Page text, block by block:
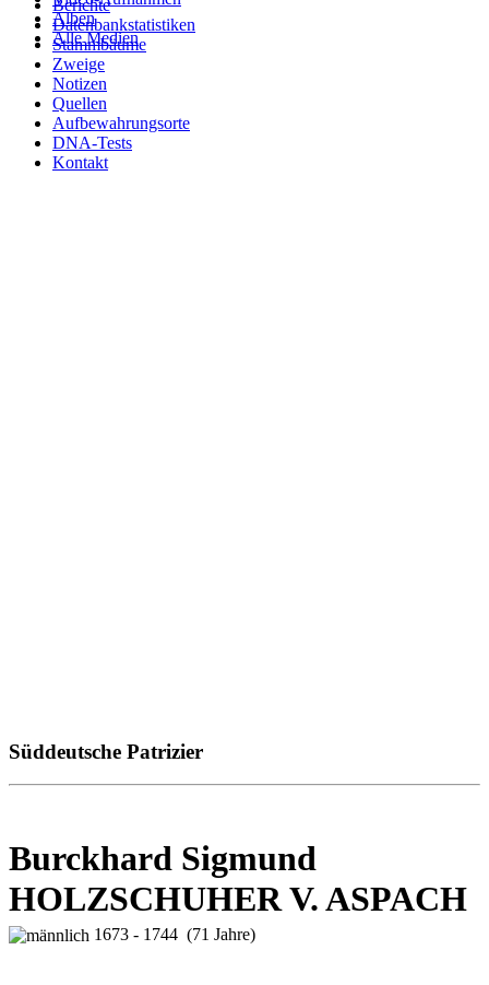
Alben
Alle Medien
Berichte
Datenbankstatistiken
Stammbäume
Zweige
Notizen
Quellen
Aufbewahrungsorte
DNA-Tests
Kontakt
Süddeutsche Patrizier
Burckhard Sigmund
HOLZSCHUHER V. ASPACH
1673 - 1744 (71 Jahre)